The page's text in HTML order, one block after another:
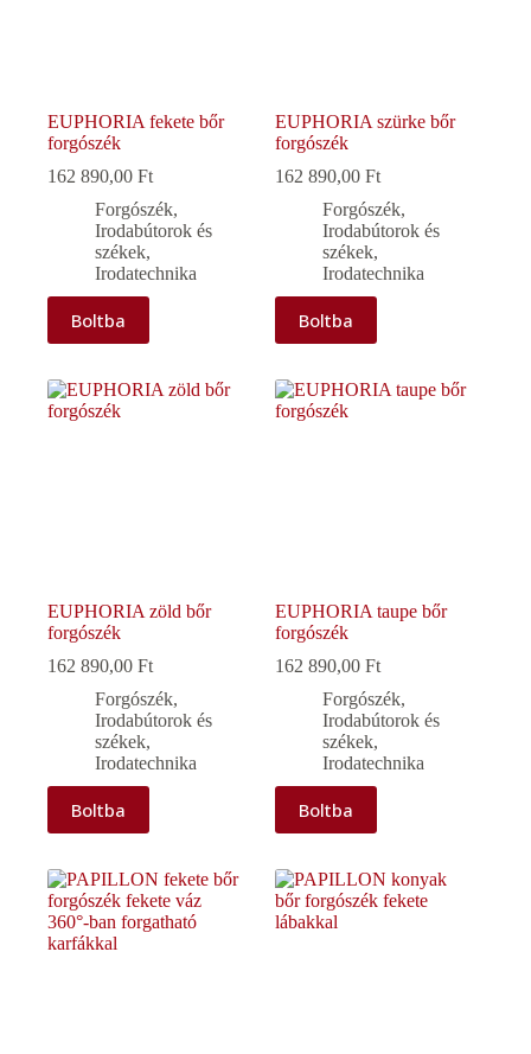
EUPHORIA fekete bőr
forgószék
162 890,00 Ft
Forgószék,
Irodabútorok és
székek,
Irodatechnika
Boltba
EUPHORIA szürke bőr
forgószék
162 890,00Ft
Forgószék,
Irodabútorok és
székek,
Irodatechnika
Boltba
EUPHORIA zöld bőr
forgószék
162 890,00 Ft
Forgószék,
Irodabútorok és
székek,
Irodatechnika
Boltba
EUPHORIA taupe bőr
forgószék
162 890,00Ft
Forgószék,
Irodabútorok és
székek,
Irodatechnika
Boltba